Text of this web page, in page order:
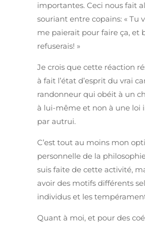
importantes. Ceci nous fait
souriant entre copains: « Tu
me paierait pour faire ça, et
refuserais! »
Je crois que cette réaction
à fait l’état d’esprit du vrai
randonneur qui obéit à un
à lui-même et non à une loi
par autrui.
C’est tout au moins mon
personnelle de la
suis faite de cette activité,
avoir des motifs différents
individus et les
Quant à moi, et pour des